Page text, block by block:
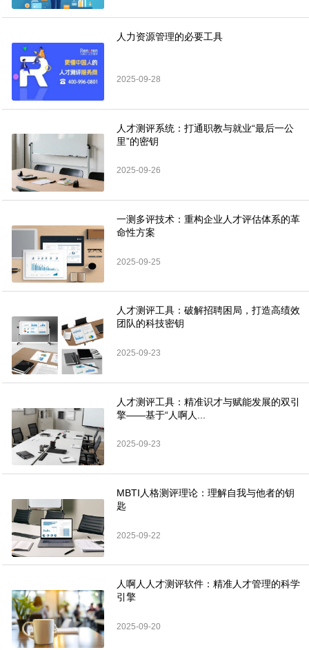
人力资源管理的必要工具
2025-09-28
人才测评系统：打通职教与就业“最后一公
里”的密钥
2025-09-26
一测多评技术：重构企业人才评估体系的革
命性方案
2025-09-25
人才测评工具：破解招聘困局，打造高绩效
团队的科技密钥
2025-09-23
人才测评工具：精准识才与赋能发展的双引
擎——基于“人啊人...
2025-09-23
MBTI人格测评理论：理解自我与他者的钥
匙
2025-09-22
人啊人人才测评软件：精准人才管理的科学
引擎
2025-09-20